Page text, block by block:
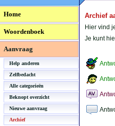
Home
Woordenboek
Aanvraag
Help anderen
Zelfbedacht
Alle categorieën
Beknopt overzicht
Nieuwe aanvraag
Archief
Archief
Hier vind
Je kunt